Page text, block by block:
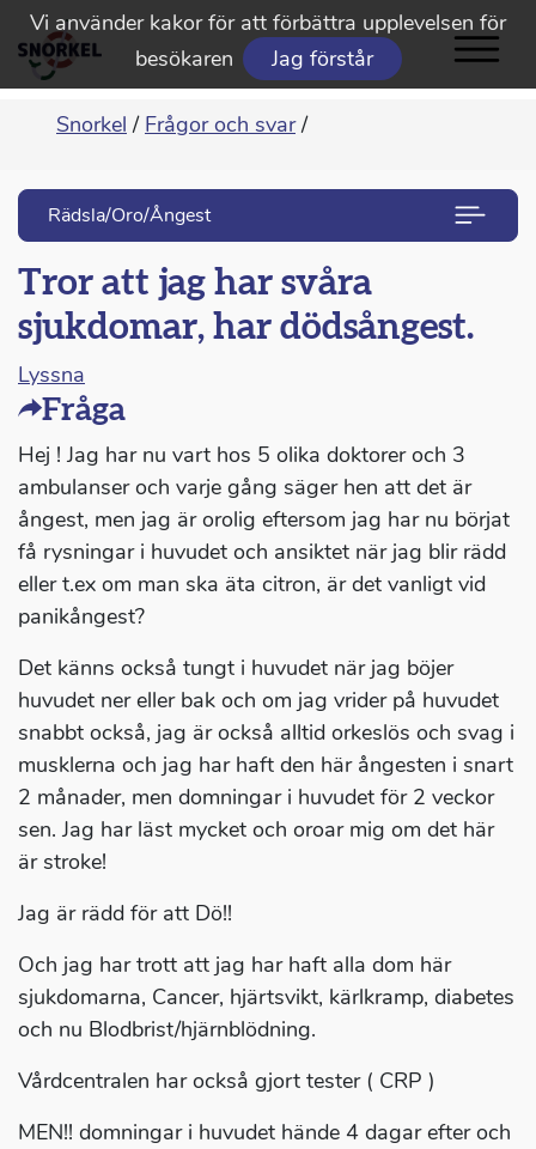
Vi använder kakor för att förbättra upplevelsen för
besökaren
Jag förstår
Snorkel / Frågor och svar /
Rädsla/Oro/Ångest
Tror att jag har svåra
sjukdomar, har dödsångest.
Lyssna
Fråga
Hej ! Jag har nu vart hos 5 olika doktorer och 3
ambulanser och varje gång säger hen att det är
ångest, men jag är orolig eftersom jag har nu börjat
få rysningar i huvudet och ansiktet när jag blir rädd
eller t.ex om man ska äta citron, är det vanligt vid
panikångest?
Det känns också tungt i huvudet när jag böjer
huvudet ner eller bak och om jag vrider på huvudet
snabbt också, jag är också alltid orkeslös och svag i
musklerna och jag har haft den här ångesten i snart
2 månader, men domningar i huvudet för 2 veckor
sen. Jag har läst mycket och oroar mig om det här
är stroke!
Jag är rädd för att Dö!!
Och jag har trott att jag har haft alla dom här
sjukdomarna, Cancer, hjärtsvikt, kärlkramp, diabetes
och nu Blodbrist/hjärnblödning.
Vårdcentralen har också gjort tester ( CRP )
MEN!! domningar i huvudet hände 4 dagar efter och